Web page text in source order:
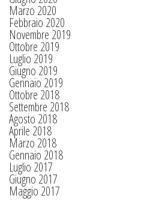
Marzo 2020
Febbraio 2020
Novembre 2019
Ottobre 2019
Luglio 2019
Giugno 2019
Gennaio 2019
Ottobre 2018
Settembre 2018
Agosto 2018
Aprile 2018
Marzo 2018
Gennaio 2018
Luglio 2017
Giugno 2017
Maggio 2017